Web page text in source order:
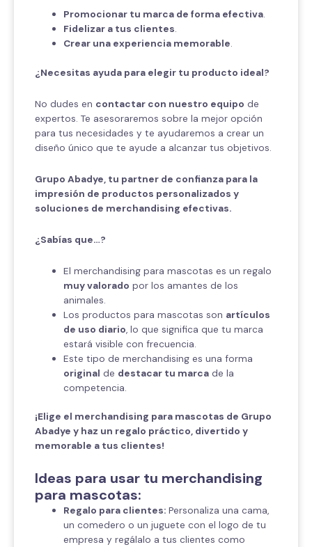
Promocionar tu marca de forma efectiva.
Fidelizar a tus clientes.
Crear una experiencia memorable.
¿Necesitas ayuda para elegir tu producto ideal?
No dudes en contactar con nuestro equipo de
expertos. Te asesoraremos sobre la mejor opción
para tus necesidades y te ayudaremos a crear un
diseño único que te ayude a alcanzar tus objetivos.
Grupo Abadye, tu partner de confianza para la
impresión de productos personalizados y
soluciones de merchandising efectivas.
¿Sabías que…?
El merchandising para mascotas es un regalo
muy valorado por los amantes de los
animales.
Los productos para mascotas son artículos
de uso diario, lo que significa que tu marca
estará visible con frecuencia.
Este tipo de merchandising es una forma
original de destacar tu marca de la
competencia.
¡Elige el merchandising para mascotas de Grupo
Abadye y haz un regalo práctico, divertido y
memorable a tus clientes!
Ideas para usar tu merchandising
para mascotas:
Regalo para clientes: Personaliza una cama,
un comedero o un juguete con el logo de tu
empresa y regálalo a tus clientes como